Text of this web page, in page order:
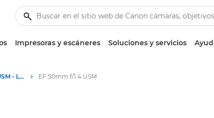
Impresoras y escáneres Soluciones y servicios
Canon EF 50mm f/1.4 USM - Lenses - Camera & Photo lenses EF 50mm f/1.4 USM